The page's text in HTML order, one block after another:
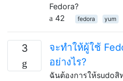
Fedora?
42
fedora yum
3
จะทำให้ผู้ใช้
อย่างไร?
ฉันต้องการให้sudoสิ